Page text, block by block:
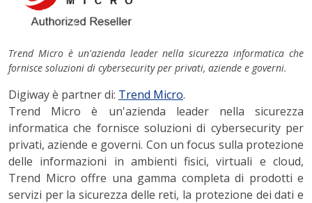
Trend Micro è un'azienda leader nella sicurezza informatica che
fornisce soluzioni di cybersecurity per privati, aziende e governi.
Digiway è partner di: Trend Micro.
Trend Micro è un'azienda leader nella sicurezza
informatica che fornisce soluzioni di cybersecurity per
privati, aziende e governi. Con un focus sulla protezione
delle informazioni in ambienti fisici, virtuali e cloud,
Trend Micro offre una gamma completa di prodotti e
servizi per la sicurezza delle reti, la protezione dei dati e